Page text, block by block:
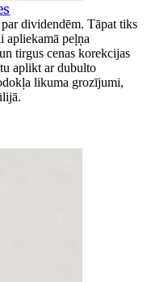
dividendēm. Tāpat tiks
apliekamā peļņa
tirgus cenas korekcijas
aplikt ar dubulto
likuma grozījumi,